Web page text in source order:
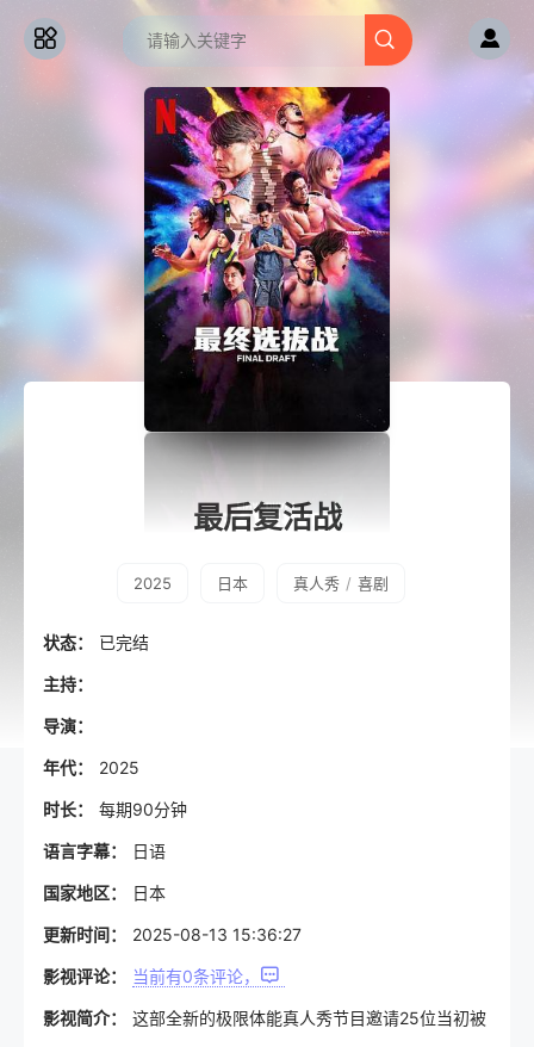
最后复活战
2025 日本 真人秀 / 喜剧
状态： 已完结
主持：
导演：
年代： 2025
时长： 每期90分钟
语言字幕： 日语
国家地区： 日本
更新时间： 2025-08-13 15:36:27
影视评论： 当前有0条评论，
影视简介： 这部全新的极限体能真人秀节目邀请25位当初被